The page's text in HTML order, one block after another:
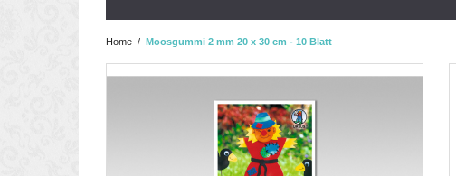
Home / Moosgummi 2 mm 20 x 30 cm - 10 Blatt